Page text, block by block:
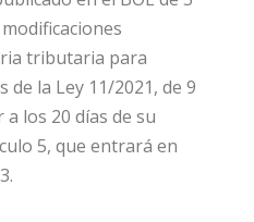
tributaria para
la Ley 11/2021, de 9
los 20 días de su
5, que entrará en